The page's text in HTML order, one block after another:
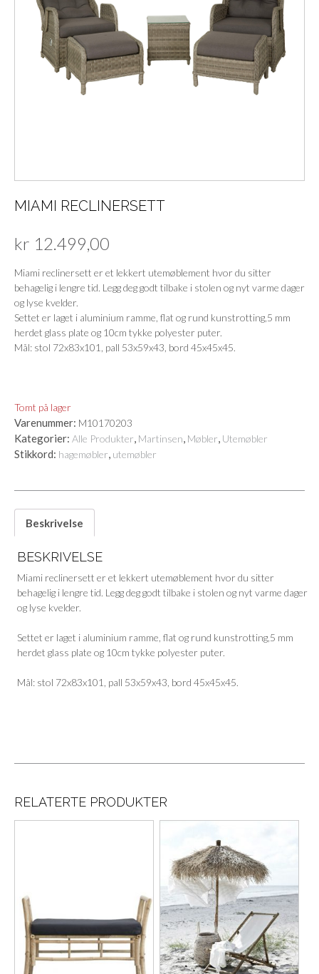
MIAMI RECLINERSETT
kr 12.499,00
Miami reclinersett er et lekkert utemøblement hvor du sitter
behagelig i lengre tid. Legg deg godt tilbake i stolen og nyt varme dager
og lyse kvelder.
Settet er laget i aluminium ramme, flat og rund kunstrotting,5 mm
herdet glass plate og 10cm tykke polyester puter.
Mål: stol 72x83x101, pall 53x59x43, bord 45x45x45.
Tomt på lager
Varenummer: M10170203
Kategorier: Alle Produkter, Martinsen, Møbler, Utemøbler
Stikkord: hagemøbler, utemøbler
Beskrivelse
BESKRIVELSE
Miami reclinersett er et lekkert utemøblement hvor du sitter
behagelig i lengre tid. Legg deg godt tilbake i stolen og nyt varme dager
og lyse kvelder.
Settet er laget i aluminium ramme, flat og rund kunstrotting,5 mm
herdet glass plate og 10cm tykke polyester puter.
Mål: stol 72x83x101, pall 53x59x43, bord 45x45x45.
RELATERTE PRODUKTER